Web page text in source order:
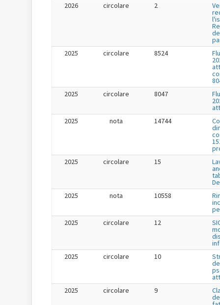
2026
circolare 2
2025
circolare 8524
2025
circolare 8047
2025
nota 14744
2025
circolare 15
2025
nota 10558
2025
circolare 12
2025
circolare 10
2025
circolare 9